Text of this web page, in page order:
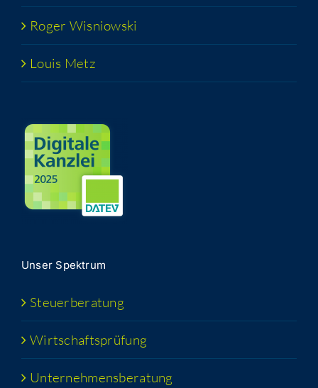
Roger Wis­niow­ski
Lou­is Metz
Unser Spek­trum
Steu­er­be­ra­tung
Wirt­schafts­prü­fung
Unter­neh­mens­be­ra­tung